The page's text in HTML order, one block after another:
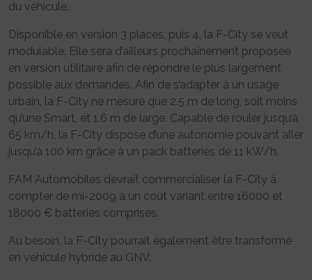
du véhicule.
Disponible en version 3 places, puis 4, la F-City se veut
modulable. Elle sera d’ailleurs prochainement proposée
en version utilitaire afin de répondre le plus largement
possible aux demandes. Afin de s’adapter à un usage
urbain, la F-City ne mesure que 2.5 m de long, soit moins
qu’une Smart, et 1.6 m de large. Capable de rouler jusqu’à
65 km/h, la F-City dispose d’une autonomie pouvant aller
jusqu’à 100 km grâce à un pack batteries de 11 kW/h.
FAM Automobiles devrait commercialiser la F-City à
compter de mi-2009 à un coût variant entre 16000 et
18000 € batteries comprises.
Au besoin, la F-City pourrait également être transformé
en véhicule hybride au GNV.